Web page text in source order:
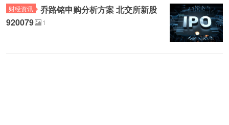
财经资讯
乔路铭申购分析方案 北交所新股
920079
1